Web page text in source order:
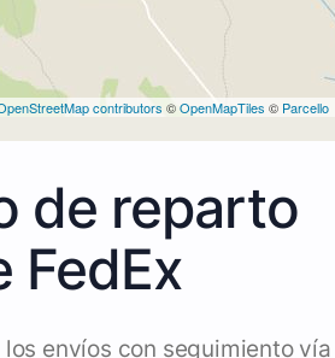
contributors ©OpenMapTiles © Parcello
de reparto
FedEx
envíos con seguimiento vía